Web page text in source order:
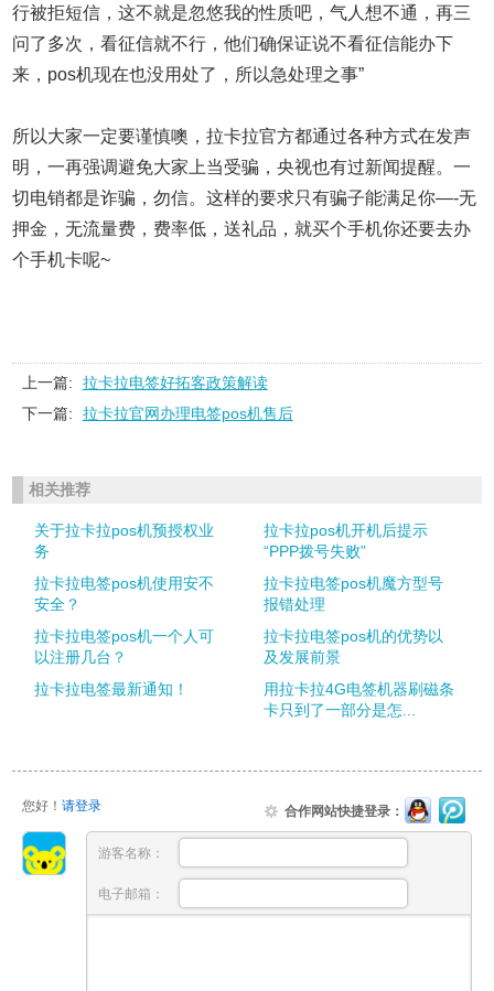
行被拒短信，这不就是忽悠我的性质吧，气人想不通，再三
问了多次，看征信就不行，他们确保证说不看征信能办下
来，pos机现在也没用处了，所以急处理之事”
所以大家一定要谨慎噢，拉卡拉官方都通过各种方式在发声
明，一再强调避免大家上当受骗，央视也有过新闻提醒。一
切电销都是诈骗，勿信。这样的要求只有骗子能满足你—-无
押金，无流量费，费率低，送礼品，就买个手机你还要去办
个手机卡呢~
上一篇:
拉卡拉电签好拓客政策解读
下一篇:
拉卡拉官网办理电签pos机售后
相关推荐
关于拉卡拉pos机预授权业
务
拉卡拉pos机开机后提示
“PPP拨号失败”
拉卡拉电签pos机使用安不
安全？
拉卡拉电签pos机魔方型号
报错处理
拉卡拉电签pos机一个人可
以注册几台？
拉卡拉电签pos机的优势以
及发展前景
拉卡拉电签最新通知！
用拉卡拉4G电签机器刷磁条
卡只到了一部分是怎...
您好！ 请登录 合作网站快捷登录：
游客名称：
电子邮箱：